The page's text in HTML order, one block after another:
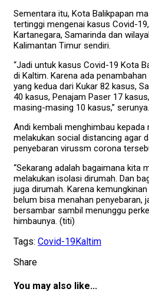
Sementara itu, Kota Balikpapan
tertinggi mengenai kasus Covid-
Kartanegara, Samarinda dan
Kalimantan Timur sendiri.
“Jadi untuk kasus Covid-19 Kota
di Kaltim. Karena ada
yang kedua dari Kukar 82 kasus,
40 kasus, Penajam Paser 17
masing-masing 10 kasus,” serunya.
Andi kembali menghimbau
melakukan social distancing agar
penyebaran virussm corona
“Sekarang adalah bagaimana kita
melakukan isolasi dirumah. Dan
juga dirumah. Karena
belum bisa menahan penyebaran,
bersambar sambil menunggu
himbaunya. (titi)
Tags: Covid-19Kaltim
Share
You may also like...